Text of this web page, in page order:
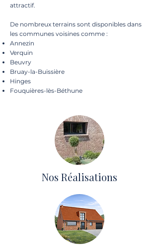
attractif.
De nombreux terrains sont disponibles dans
les communes voisines comme :
Annezin
Verquin
Beuvry
Bruay-la-Buissière
Hinges
Fouquières-lès-Béthune
Nos Réalisations